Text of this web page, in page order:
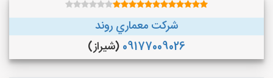
شركت معماري روند
09177009026 (شیراز)